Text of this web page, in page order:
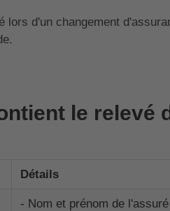
lors d'un changement
le relevé
Détails
- Nom et prénom de l'assuré